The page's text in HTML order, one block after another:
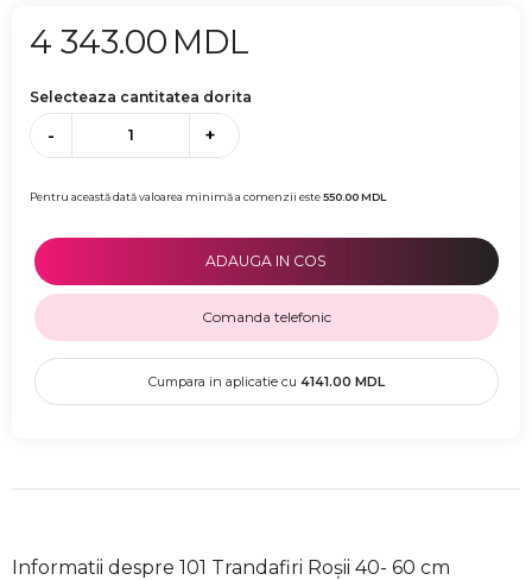
4 343.00 MDL
Selecteaza cantitatea dorita
- +
Pentru această dată valoarea minimă a comenzii este550.00MDL
ADAUGA IN COS
Comanda telefonic
Cumpara in aplicatie cu 4141.00 MDL
Informatii despre 101 Trandafiri Roșii 40- 60 cm